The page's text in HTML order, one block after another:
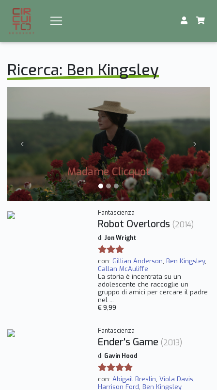
Ricerca: Ben Kingsley
Madame Clicquot
Previous Next
Fantascienza
Robot Overlords (2014)
di Jon Wright
con: Gillian Anderson, Ben Kingsley,
Callan McAuliffe
La storia è incentrata su un
adolescente che raccoglie un
gruppo di amici per cercare il padre
nel ...
€ 9,99
Fantascienza
Ender's Game (2013)
di Gavin Hood
con: Abigail Breslin, Viola Davis,
Harrison Ford, Ben Kingsley